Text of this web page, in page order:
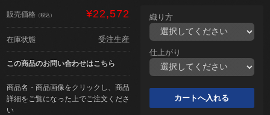
販売価格 （税込） ¥22,572
在庫状態 受注生産
この商品のお問い合わせはこちら
商品名・商品画像をクリックし、商品
詳細をご覧になった上でご注文くださ
い
織り方
仕上がり